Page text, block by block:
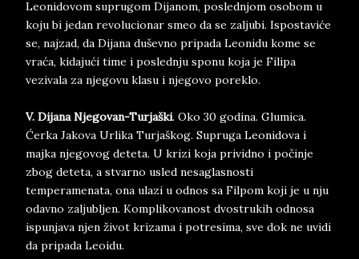
Leonidovom suprugom Dijanom, poslednjom osobom u
koju bi jedan revolucionar smeo da se zaljubi. Ispostaviće
se, najzad, da Dijana duševno pripada Leonidu kome se
vraća, kidajući time i poslednju sponu koja je Filipa
vezivala za njegovu klasu i njegovo poreklo.
V. Dijana Njegovan-Turjaški. Oko 30 godina. Glumica.
Ćerka Jakova Urlika Turjaškog. Supruga Leonidova i
majka njegovog deteta. U krizi koja prividno i počinje
zbog deteta, a stvarno usled nesaglasnosti
temperamenata, ona ulazi u odnos sa Filpom koji je u nju
odavno zaljubljen. Komplikovanost dvostrukih odnosa
ispunjava njen život krizama i potresima, sve dok ne uvidi
da pripada Leoidu.